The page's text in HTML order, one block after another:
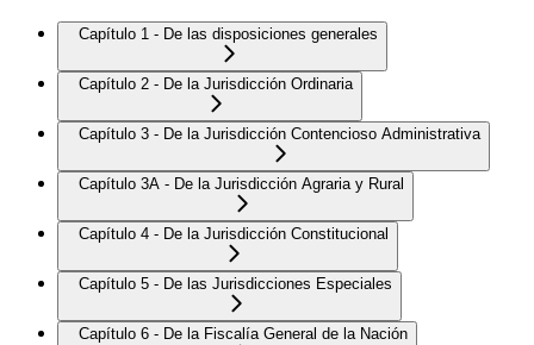
Capítulo 1 - De las disposiciones generales
Capítulo 2 - De la Jurisdicción Ordinaria
Capítulo 3 - De la Jurisdicción Contencioso Administrativa
Capítulo 3A - De la Jurisdicción Agraria y Rural
Capítulo 4 - De la Jurisdicción Constitucional
Capítulo 5 - De las Jurisdicciones Especiales
Capítulo 6 - De la Fiscalía General de la Nación